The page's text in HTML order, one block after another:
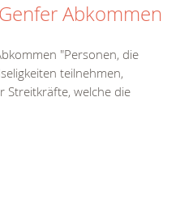
Abkommen
"Personen, die
teilnehmen,
Streitkräfte, welche die